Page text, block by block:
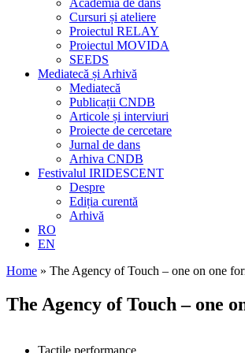
Academia de dans
Cursuri și ateliere
Proiectul RELAY
Proiectul MOVIDA
SEEDS
Mediatecă și Arhivă
Mediatecă
Publicații CNDB
Articole și interviuri
Proiecte de cercetare
Jurnal de dans
Arhiva CNDB
Festivalul IRIDESCENT
Despre
Ediția curentă
Arhivă
RO
EN
Home » The Agency of Touch – one on one
The Agency of Touch – one
Tactile performance